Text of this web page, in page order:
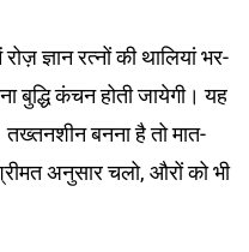
ज्ञान रत्नों की थालियां भर-
बुद्धि कंचन होती जायेगी। यह
तख्तनशीन बनना है तो मात-
अनुसार चलो, औरों को भी